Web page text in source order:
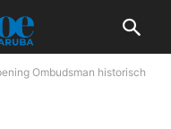
Ombudsman historisch